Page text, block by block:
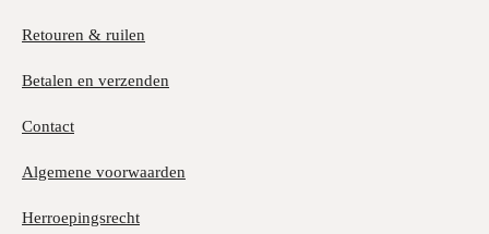
Retouren & ruilen
Betalen en verzenden
Contact
Algemene voorwaarden
Herroepingsrecht